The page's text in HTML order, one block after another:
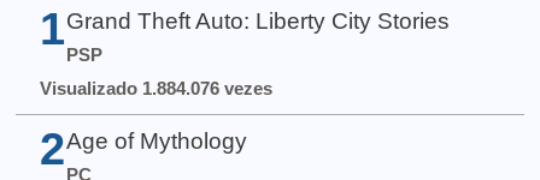
1 Grand Theft Auto: Liberty City Stories
PSP
Visualizado 1.884.076 vezes
2 Age of Mythology
PC